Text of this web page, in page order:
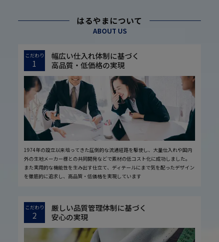
はるやまについて
ABOUT US
こだわり
1
幅広い仕入れ体制に基づく
高品質・低価格の実現
1974年の設立以来培ってきた圧倒的な流通経路を駆使し、大量仕入れや国内
外の生地メーカー様との共同開発などで素材の低コスト化に成功しました。
また実用的な機能性を生み出す仕立て、ディテールにまで気を配ったデザイン
を徹底的に追求し、高品質・低価格を実現しています
こだわり
2
厳しい品質管理体制に基づく
安心の実現